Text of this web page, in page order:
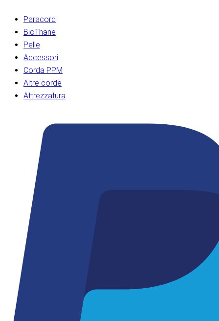
Paracord
BioThane
Pelle
Accessori
Corda PPM
Altre corde
Attrezzatura